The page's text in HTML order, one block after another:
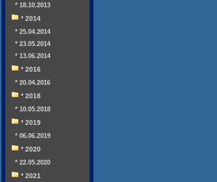
* 18.10.2013
* 2014
* 25.04.2014
* 23.05.2014
* 13.06.2014
* 2016
* 20.04.2016
* 2018
* 10.05.2018
* 2019
* 06.06.2019
* 2020
* 22.05.2020
* 2021